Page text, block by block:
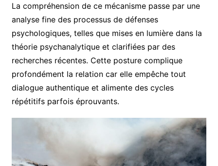
La compréhension de ce mécanisme passe par une
analyse fine des processus de défenses
psychologiques, telles que mises en lumière dans la
théorie psychanalytique et clarifiées par des
recherches récentes. Cette posture complique
profondément la relation car elle empêche tout
dialogue authentique et alimente des cycles
répétitifs parfois éprouvants.